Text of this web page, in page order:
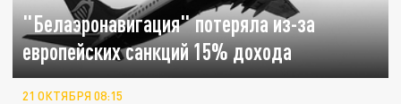
"Белаэронавигация" потеряла из-за
европейских санкций 15% дохода
21 ОКТЯБРЯ 08:15